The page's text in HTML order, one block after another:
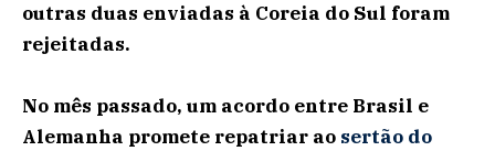
outras duas enviadas à Coreia do Sul foram
rejeitadas.
No mês passado, um acordo entre Brasil e
Alemanha promete repatriar ao sertão do